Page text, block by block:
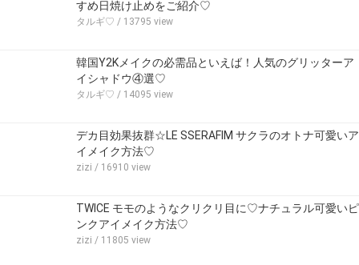
すめ日焼け止めをご紹介♡
タルギ♡ / 13795 view
韓国Y2Kメイクの必需品といえば！人気のグリッターア
イシャドウ④選♡
タルギ♡ / 14095 view
デカ目効果抜群☆LE SSERAFIM サクラのオトナ可愛いア
イメイク方法♡
zizi / 16910 view
TWICE モモのようなクリクリ目に♡ナチュラル可愛いピ
ンクアイメイク方法♡
zizi / 11805 view